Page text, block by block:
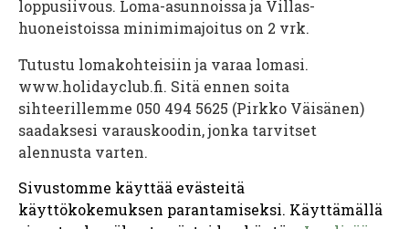
loppusiivous. Loma-asunnoissa ja Villas-
huoneistoissa minimimajoitus on 2 vrk.
Tutustu lomakohteisiin ja varaa lomasi.
www.holidayclub.fi. Sitä ennen soita
sihteerillemme 050 494 5625 (Pirkko Väisänen)
saadaksesi varauskoodin, jonka tarvitset
alennusta varten.
Sivustomme käyttää evästeitä
käyttökokemuksen parantamiseksi. Käyttämällä